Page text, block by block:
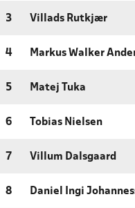
3 Villads Rutkjær
4 Markus Walker
5 Matej Tuka
6 Tobias Nielsen
7 Villum Dalsgaard
8 Daniel Ingi